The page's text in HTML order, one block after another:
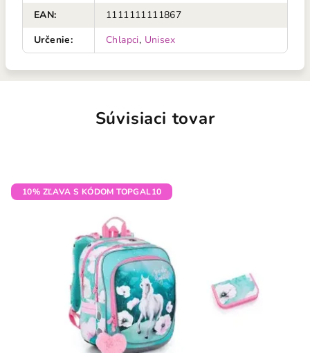
EAN:
1111111111867
Určenie: Chlapci, Unisex
Súvisiaci tovar
10% ZĽAVA S KÓDOM TOPGAL10